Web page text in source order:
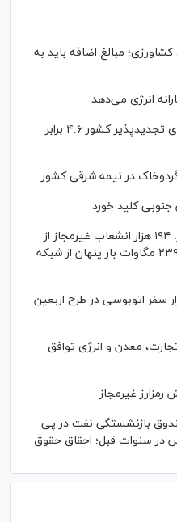
مبالغ اضافه باید به
وزارت نیرو: ظرفیت نیروگاه‌های تجدیدپذیر کشور ۴.۶ برابر
در نیمه شرقی کشور
جنوبی کلید خورد
معاون هماهنگی توزیع توانیر: ۱۹۴ هزار انشعاب غیرمجاز از
شبکه برق جمع‌آوری شد/ حذف ۲۳۹۵ مگاوات بار پنهان از شبکه
سازمان راهداری: ۲۰ هزار سفر اتوبوسی در طرح اربعین
معدن و انرژی توافق
همتی به صندوق بازنشستگی نفت در پی
در سنوات قبل؛ احقاق حقوق